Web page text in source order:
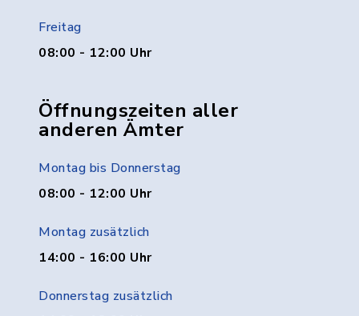
Freitag
08:00 - 12:00 Uhr
Öffnungszeiten aller
anderen Ämter
Montag bis Donnerstag
08:00 - 12:00 Uhr
Montag zusätzlich
14:00 - 16:00 Uhr
Donnerstag zusätzlich